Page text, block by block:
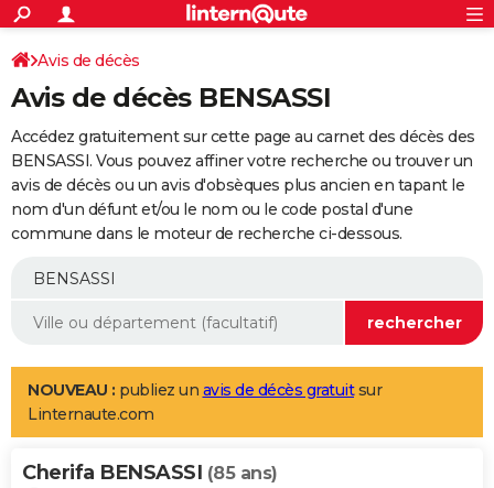
ACTUALITÉS
Politique
Société
Faits Divers
Education
Monde
Villes
+
SPORT
Coupe du monde 2026
Football
Tennis
Cyclisme
Rugby
Forum
Programme TV
TNT
Streaming
Cinéma
Sorties cinéma
Musique
+
FINANCE
Retraite
Epargne
Immobilier
Risques naturels par ville
Banque
Assurance
AUTO
Essais
Réserver un essai
Citadines
Berlines
SUV
Forum auto
+
Mobiles
Meilleur smartphone
Internet
Ordinateurs
Jeux vidéo
Guide high-tech
Aménagement intérieur
LIFESTYLE
Art de vivre
Bien-être
Loisirs
Mode
Modes de vie
Alimentation
Guide de la santé
Maladies
Médicaments
Sommeil
VOYAGE
Avis de décès
Avis de décès BENSASSI
Accédez gratuitement sur cette page au carnet des décès des
BENSASSI. Vous pouvez affiner votre recherche ou trouver un
avis de décès ou un avis d'obsèques plus ancien en tapant le
nom d'un défunt et/ou le nom ou le code postal d'une
commune dans le moteur de recherche ci-dessous.
NOUVEAU : publiez un avis de décès gratuitsur
Linternaute.com
Cherifa BENSASSI (85 ans)